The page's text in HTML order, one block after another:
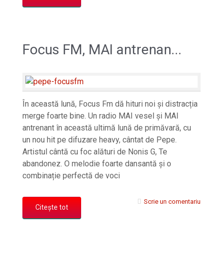
Focus FM, MAI antrenan...
În această lună, Focus Fm dă hituri noi și distracția
merge foarte bine. Un radio MAI vesel și MAI
antrenant în această ultimă lună de primăvară, cu
un nou hit pe difuzare heavy, cântat de Pepe.
Artistul cântă cu foc alături de Nonis G, Te
abandonez. O melodie foarte dansantă și o
combinație perfectă de voci
Citește tot
Scrie un comentariu